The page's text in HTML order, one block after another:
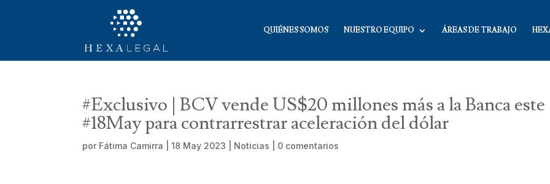
QUIÉNES SOMOS NUESTRO EQUIPO ÁREAS DE TRABAJO
#Exclusivo | BCV vende US$20 millones más a la Banca este
#18May para contrarrestrar aceleración del dólar
por Fátima Camirra |18 May 2023 Noticias 0 comentarios